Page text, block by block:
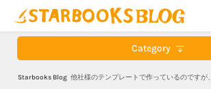
Category
Starbooks Blog 他社様のテンプレートで作っているのですが